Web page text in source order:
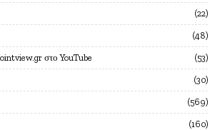
22
48
στο YouTube 53
30
569
160